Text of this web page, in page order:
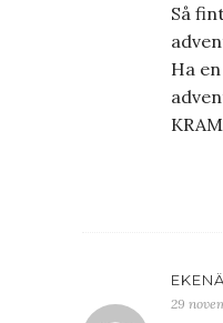
Så
Ha
29